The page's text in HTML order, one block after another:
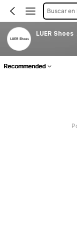
Buscar en
LUER Shoes
Recommended